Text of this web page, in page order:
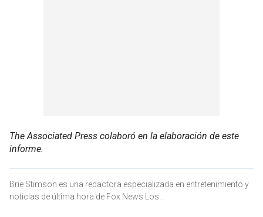
The Associated Press colaboró en la elaboración de este
informe.
Brie Stimson es una redactora especializada en entretenimiento y
noticias de última hora de Fox News Los .